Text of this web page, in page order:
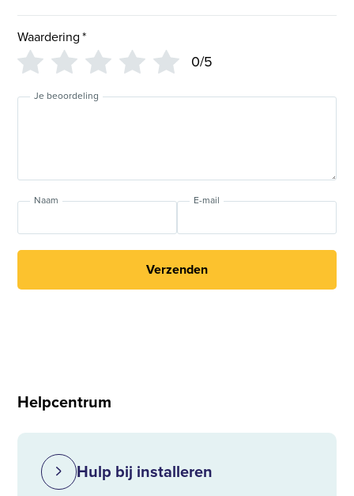
Waardering*
0/5
Je beoordeling
Naam E-mail
Verzenden
Helpcentrum
Hulp bij installeren